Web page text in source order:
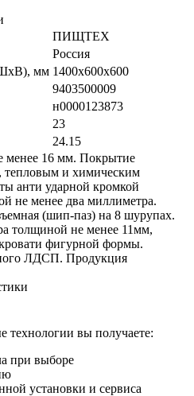
ПИЩТЕХ
Россия
мм 1400х600х600
9403500009
н0000123873
23
24.15
16 мм. Покрытие
тепловым и химическим
анти ударной кромкой
не менее два миллиметра.
(шип-паз) на 8 шурупах.
толщиной не менее 11мм,
фигурной формы.
ЛДСП. Продукция
технологии вы получаете:
при выборе
установки и сервиса